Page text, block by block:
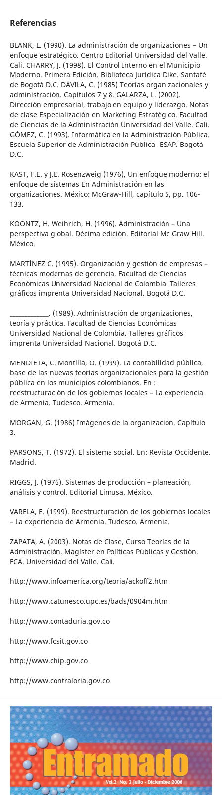
Referencias
BLANK, L. (1990). La administración de organizaciones – Un
enfoque estratégico. Centro Editorial Universidad del Valle.
Cali. CHARRY, J. (1998). El Control Interno en el Municipio
Moderno. Primera Edición. Biblioteca Jurídica Dike. Santafé
de Bogotá D.C. DÁVILA, C. (1985) Teorías organizacionales y
administración. Capítulos 7 y 8. GALARZA, L. (2002).
Dirección empresarial, trabajo en equipo y liderazgo. Notas
de clase Especialización en Marketing Estratégico. Facultad
de Ciencias de la Administración Universidad del Valle. Cali.
GÓMEZ, C. (1993). Informática en la Administración Pública.
Escuela Superior de Administración Pública- ESAP. Bogotá
D.C.
KAST, F.E. y J.E. Rosenzweig (1976), Un enfoque moderno: el
enfoque de sistemas En Administración en las
organizaciones. México: McGraw-Hill, capítulo 5, pp. 106-
133.
KOONTZ, H. Weihrich, H. (1996). Administración – Una
perspectiva global. Décima edición. Editorial Mc Graw Hill.
México.
MARTÍNEZ C. (1995). Organización y gestión de empresas –
técnicas modernas de gerencia. Facultad de Ciencias
Económicas Universidad Nacional de Colombia. Talleres
gráficos imprenta Universidad Nacional. Bogotá D.C.
_____________. (1989). Administración de organizaciones,
teoría y práctica. Facultad de Ciencias Económicas
Universidad Nacional de Colombia. Talleres gráficos
imprenta Universidad Nacional. Bogotá D.C.
MENDIETA, C. Montilla, O. (1999). La contabilidad pública,
base de las nuevas teorías organizacionales para la gestión
pública en los municipios colombianos. En :
reestructuración de los gobiernos locales – La experiencia
de Armenia. Tudesco. Armenia.
MORGAN, G. (1986) Imágenes de la organización. Capítulo
3.
PARSONS, T. (1972). El sistema social. En: Revista Occidente.
Madrid.
RIGGS, J. (1976). Sistemas de producción – planeación,
análisis y control. Editorial Limusa. México.
VARELA, E. (1999). Reestructuración de los gobiernos locales
– La experiencia de Armenia. Tudesco. Armenia.
ZAPATA, A. (2003). Notas de Clase, Curso Teorías de la
Administración. Magíster en Políticas Públicas y Gestión.
FCA. Universidad del Valle. Cali.
http://www.infoamerica.org/teoria/ackoff2.htm
http://www.catunesco.upc.es/bads/0904m.htm
http://www.contaduria.gov.co
http://www.fosit.gov.co
http://www.chip.gov.co
http://www.contraloria.gov.co